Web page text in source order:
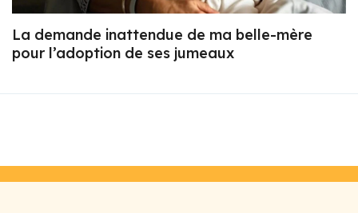
La demande inattendue de ma belle-mère
pour l’adoption de ses jumeaux